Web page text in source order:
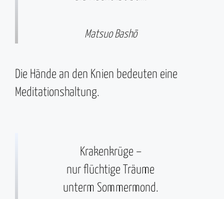
Matsuo Bashō
Die Hände an den Knien bedeuten eine
Meditationshaltung.
Krakenkrüge –
nur flüchtige Träume
unterm Sommermond.